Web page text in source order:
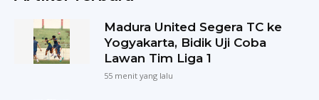
Madura United Segera TC ke
Yogyakarta, Bidik Uji Coba
Lawan Tim Liga 1
55 menit yang lalu